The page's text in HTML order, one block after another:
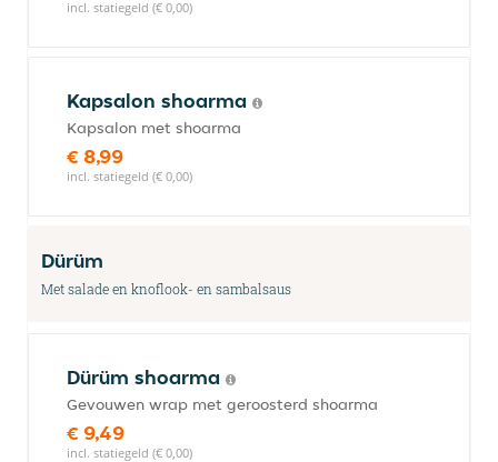
incl. statiegeld (€ 0,00)
Kapsalon shoarma
Kapsalon met shoarma
€ 8,99
incl. statiegeld (€ 0,00)
Dürüm
Met salade en knoflook- en sambalsaus
Dürüm shoarma
Gevouwen wrap met geroosterd shoarma
€ 9,49
incl. statiegeld (€ 0,00)